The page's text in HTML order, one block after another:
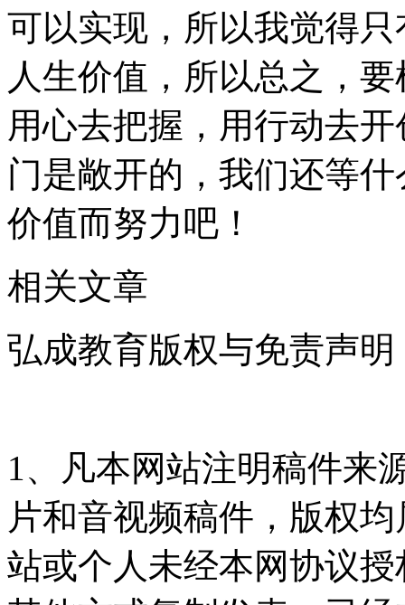
可以实现，所以我觉得
人生价值，所以总之，
用心去把握，用行动去
门是敞开的，我们还等
价值而努力吧！
相关文章
弘成教育版权与免责声明
1、凡本网站注明稿件来
片和音视频稿件，版权
站或个人未经本网协议